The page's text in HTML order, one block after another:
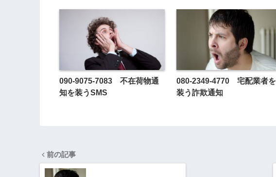
090-9075-7083 不在荷物通
知を装うSMS
080-2349-4770 宅配業者を
装う詐欺通知
前の記事